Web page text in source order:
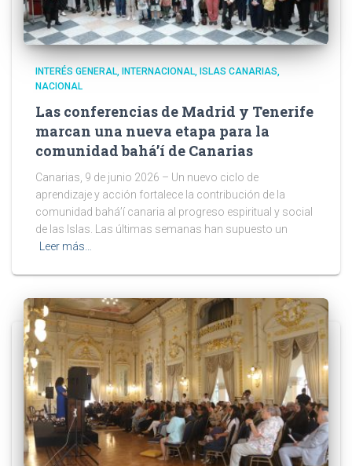
INTERÉS GENERAL INTERNACIONAL ISLAS CANARIAS
NACIONAL
Las conferencias de Madrid y Tenerife
marcan una nueva etapa para la
comunidad bahá’í de Canarias
Canarias, 9 de junio 2026 – Un nuevo ciclo de
aprendizaje y acción fortalece la contribución de la
comunidad bahá’í canaria al progreso espiritual y social
de las Islas. Las últimas semanas han supuesto un
Leer más…